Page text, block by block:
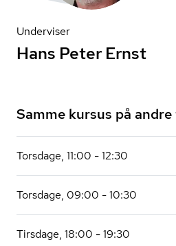
Underviser
Hans Peter Ernst
Samme kursus på
Torsdage, 11:00 - 12:30
Torsdage, 09:00 - 10:30
Tirsdage, 18:00 - 19:30